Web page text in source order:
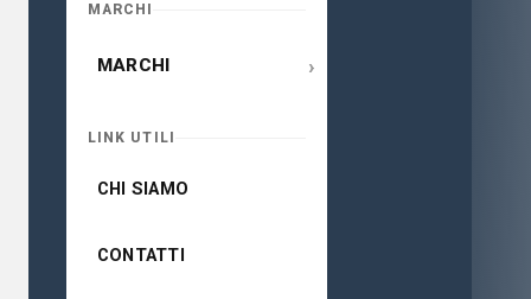
MARCHI
MARCHI ›
LINK UTILI
CHI SIAMO
CONTATTI